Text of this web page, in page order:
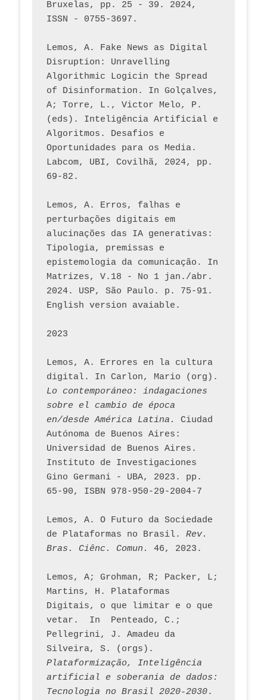
Bruxelas, pp. 25 - 39. 2024,
ISSN - 0755-3697.
Lemos, A. Fake News as Digital
Disruption: Unravelling
Algorithmic Logicin the Spread
of Disinformation. In Golçalves,
A; Torre, L., Victor Melo, P.
(eds). Inteligência Artificial e
Algoritmos. Desafios e
Oportunidades para os Media.
Labcom, UBI, Covilhã, 2024, pp.
69-82.
Lemos, A. Erros, falhas e
perturbações digitais em
alucinações das IA generativas:
Tipologia, premissas e
epistemologia da comunicação. In
Matrizes, V.18 - No 1 jan./abr.
2024. USP, São Paulo. p. 75-91.
English version avaiable.
2023
Lemos, A. Errores en la cultura
Lo contemporáneo: indagaciones
sobre el cambio de época
en/desde América Latina.
Ciudad
Autónoma de Buenos Aires:
Universidad de Buenos Aires.
Instituto de Investigaciones
Gino Germani - UBA, 2023. pp.
65-90, ISBN 978-950-29-2004-7
Lemos, A. O Futuro da Sociedade
de Plataformas no Brasil. Rev.
Bras. Ciênc. Comun.
Lemos, A; Grohman, R; Packer, L;
Martins, H. Plataformas
Digitais, o que limitar e o que
vetar.  In  Penteado, C.;
Pellegrini, J. Amadeu da
Plataformização, Inteligência
artificial e soberania de dados:
Tecnologia no Brasil 2020-2030.